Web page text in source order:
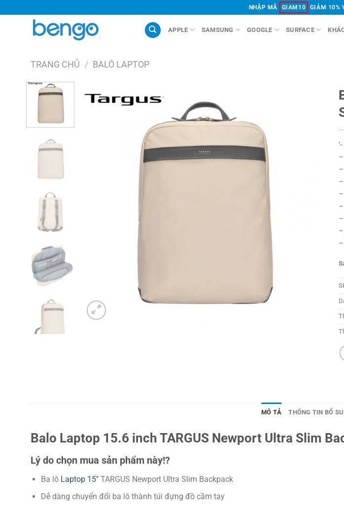
đến
NHẬP MÃ GIAM10 GIẢM 10%
APPLE SAMSUNG GOOGLE SURFACE
TRANG CHỦ / BALÔ LAPTOP
MÔ TẢ THÔNG TIN BỔ
Balo Laptop 15.6 inch TARGUS Newport Ultra Slim
Lý do chọn mua sản phẩm này!?
Ba lô Laptop 15″TARGUS Newport Ultra Slim Backpack
Dễ dàng chuyển đổi ba lô thành túi đựng đồ cầm tay